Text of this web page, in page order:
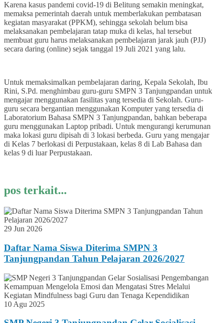
Karena kasus pandemi covid-19 di Belitung semakin meningkat,
memaksa pemerintah daerah untuk memberlakukan pembatasan
kegiatan masyarakat (PPKM), sehingga sekolah belum bisa
melaksanakan pembelajaran tatap muka di kelas, hal tersebut
membuat guru harus melaksanakan pembelajaran jarak jauh (PJJ)
secara daring (online) sejak tanggal 19 Juli 2021 yang lalu.
Untuk memaksimalkan pembelajaran daring, Kepala Sekolah, Ibu
Rini, S.Pd. menghimbau guru-guru SMPN 3 Tanjungpandan untuk
mengajar menggunakan fasilitas yang tersedia di Sekolah. Guru-
guru secara bergantian menggunakan Komputer yang tersedia di
Laboratorium Bahasa SMPN 3 Tanjungpandan, bahkan beberapa
guru menggunakan Laptop pribadi. Untuk mengurangi kerumunan
maka lokasi guru dipisah di 3 lokasi berbeda. Guru yang mengajar
di Kelas 7 berlokasi di Perpustakaan, kelas 8 di Lab Bahasa dan
kelas 9 di luar Perpustakaan.
pos terkait...
29 Jun 2026
Daftar Nama Siswa Diterima SMPN 3
Tanjungpandan Tahun Pelajaran 2026/2027
10 Agu 2025